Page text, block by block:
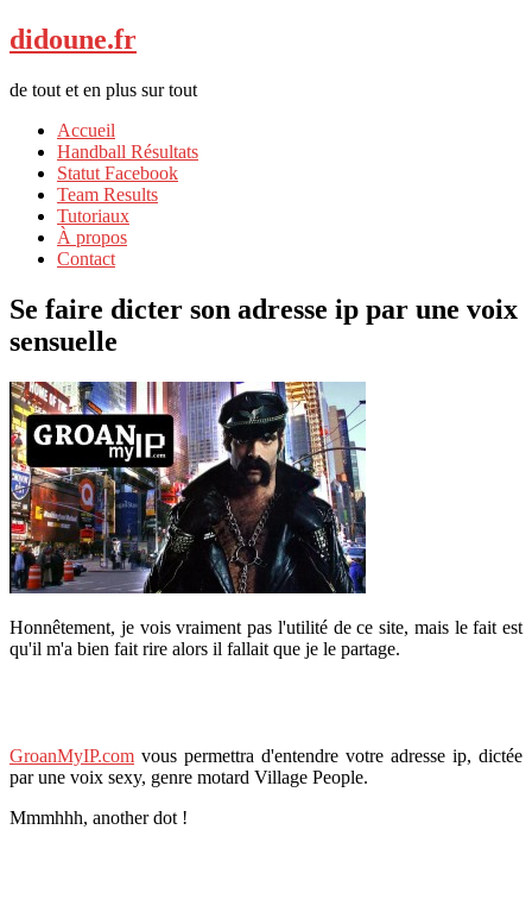
didoune.fr
de tout et en plus sur tout
Accueil
Handball Résultats
Statut Facebook
Team Results
Tutoriaux
À propos
Contact
Se faire dicter son adresse ip par une voix
sensuelle
Honnêtement, je vois vraiment pas l'utilité de ce site, mais le fait est
qu'il m'a bien fait rire alors il fallait que je le partage.
GroanMyIP.com vous permettra d'entendre votre adresse ip, dictée
par une voix sexy, genre motard Village People.
Mmmhhh, another dot !